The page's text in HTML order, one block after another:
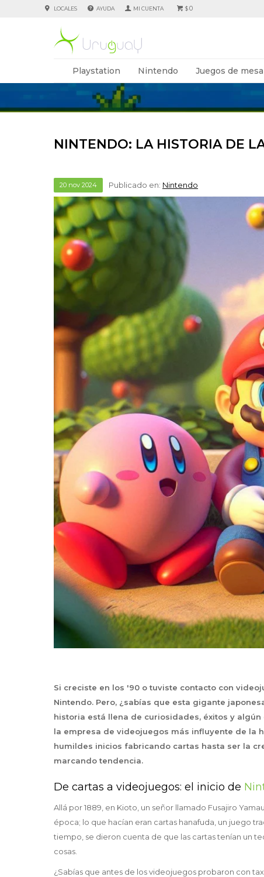
Playstation Nintendo Juegos de
$0
LOCALES AYUDA
NINTENDO: LA HISTORIA DE
20 nov 2024 Publicado en: Nintendo
Si creciste en los '90 o tuviste contacto con
Nintendo. Pero, ¿sabías que esta gigante
historia está llena de curiosidades, éxitos y
la empresa de videojuegos más influyente de la
humildes inicios fabricando cartas hasta ser la
marcando tendencia.
De cartas a videojuegos: el inicio de
Allá por 1889, en Kioto, un señor llamado Fusajiro
época; lo que hacían eran cartas hanafuda, un juego
tiempo, se dieron cuenta de que las cartas tenían un
cosas.
¿Sabías que antes de los videojuegos probaron con